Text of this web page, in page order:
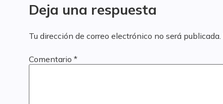
Deja una respuesta
Tu dirección de correo electrónico no será publicada.
Comentario *